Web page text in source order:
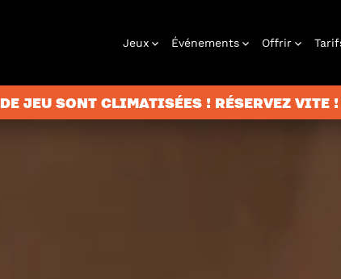
Jeux Événements Offrir
JEU SONT CLIMATISÉES ! RÉSERVEZ VITE